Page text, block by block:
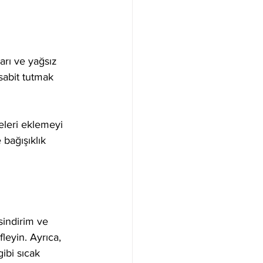
ve yağsız
tutmak
eklemeyi
sindirim ve
Ayrıca,
sıcak